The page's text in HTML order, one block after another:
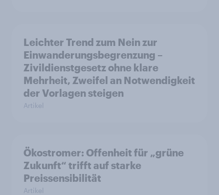
Leichter Trend zum Nein zur
Einwanderungsbegrenzung –
Zivildienstgesetz ohne klare
Mehrheit, Zweifel an Notwendigkeit
der Vorlagen steigen
Artikel
Ökostromer: Offenheit für „grüne
Zukunft“ trifft auf starke
Preissensibilität
Artikel